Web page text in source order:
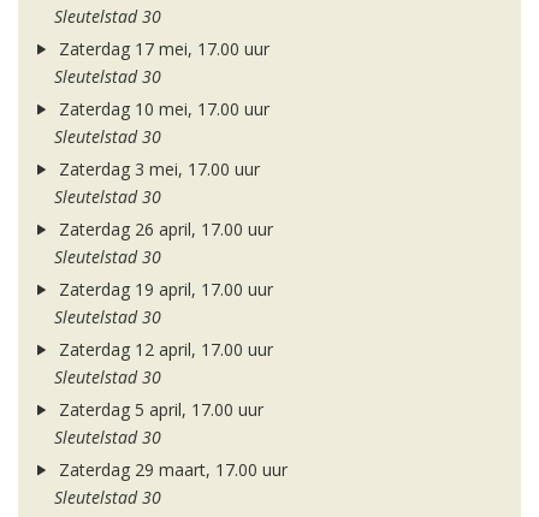
Sleutelstad 30
Zaterdag 17 mei, 17.00 uur
Sleutelstad 30
Zaterdag 10 mei, 17.00 uur
Sleutelstad 30
Zaterdag 3 mei, 17.00 uur
Sleutelstad 30
Zaterdag 26 april, 17.00 uur
Sleutelstad 30
Zaterdag 19 april, 17.00 uur
Sleutelstad 30
Zaterdag 12 april, 17.00 uur
Sleutelstad 30
Zaterdag 5 april, 17.00 uur
Sleutelstad 30
Zaterdag 29 maart, 17.00 uur
Sleutelstad 30